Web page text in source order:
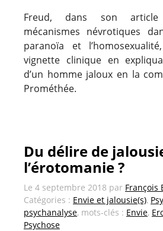
Freud, dans son
mécanismes névrotiques
paranoïa et
vignette clinique en
d’un homme jaloux en la
Prométhée.
Du délire de
l’érotomanie ?
Le 4 septembre 2018 par François
Catégories : Envie et jalousie(s),
psychanalyse, mots-clés : Envie,
Psychose